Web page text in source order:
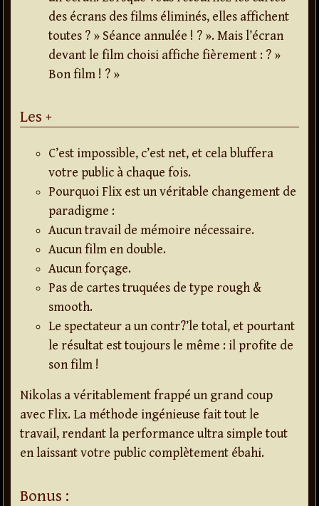
des écrans des films éliminés, elles affichent
toutes ? » Séance annulée ! ? ». Mais l’écran
devant le film choisi affiche fièrement : ? »
Bon film ! ? »
Les +
C’est impossible, c’est net, et cela bluffera
votre public à chaque fois.
Pourquoi Flix est un véritable changement de
paradigme :
Aucun travail de mémoire nécessaire.
Aucun film en double.
Aucun forçage.
Pas de cartes truquées de type rough &
smooth.
Le spectateur a un contr?’le total, et pourtant
le résultat est toujours le même : il profite de
son film !
Nikolas a véritablement frappé un grand coup
avec Flix. La méthode ingénieuse fait tout le
travail, rendant la performance ultra simple tout
en laissant votre public complètement ébahi.
Bonus :